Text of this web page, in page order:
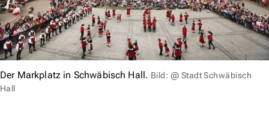
Der Markplatz in Schwäbisch Hall. Bild: @ Stadt Schwäbisch
Hall